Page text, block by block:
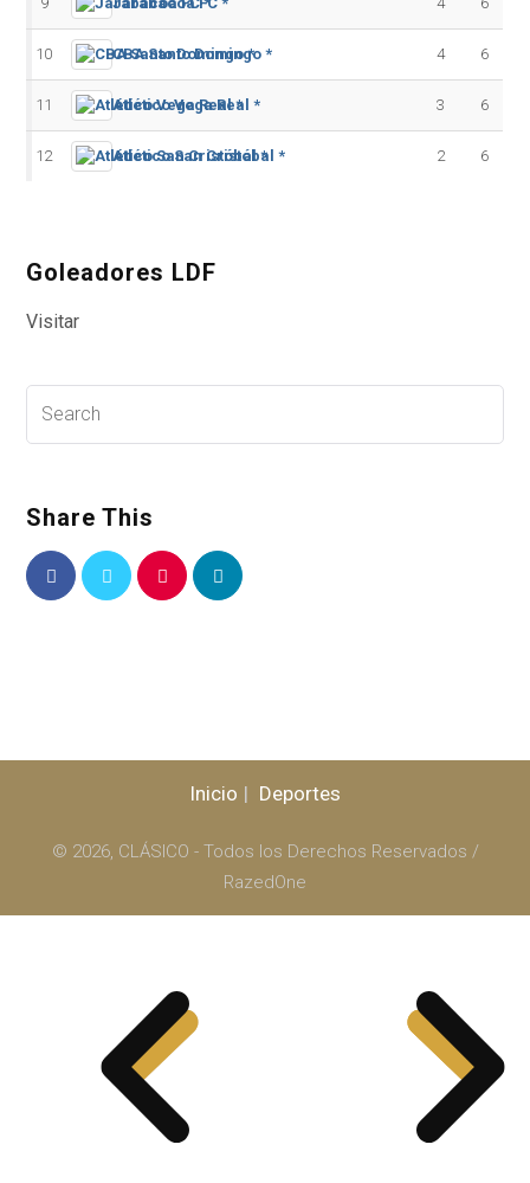
10 CBA Santo Domingo * 4 6
11 Atlético Vega Real * 3 6
12 Atlético San Cristóbal * 2 6
Goleadores LDF
Visitar
Share This
Inicio Deportes
© 2026, CLÁSICO - Todos los Derechos Reservados /
RazedOne